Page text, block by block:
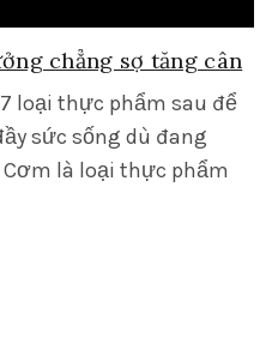
chẳng sợ tăng cân
loại thực phẩm sau để
sức sống dù đang
là loại thực phẩm